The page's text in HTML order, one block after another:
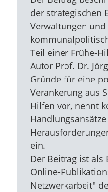
der strategischen
Verwaltungen und
Teil einer Frühe-
Autor Prof. Dr.
Gründe für eine
Verankerung aus
Hilfen vor, nennt
ein.
Der Beitrag ist als
Online-
Netzwerkarbeit"